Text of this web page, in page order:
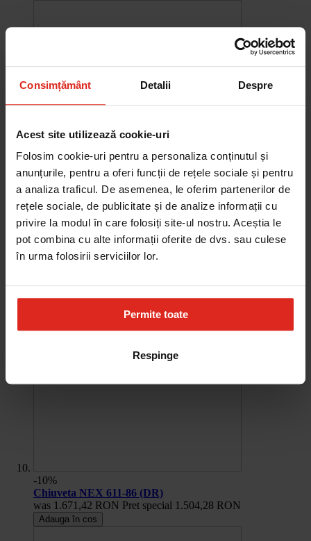
Consimțământ Detalii Despre
Acest site utilizează cookie-uri
Folosim cookie-uri pentru a personaliza conținutul și
anunțurile, pentru a oferi funcții de rețele sociale și pentru
a analiza traficul. De asemenea, le oferim partenerilor de
rețele sociale, de publicitate și de analize informații cu
privire la modul în care folosiți site-ul nostru. Aceștia le
pot combina cu alte informații oferite de dvs. sau culese
în urma folosirii serviciilor lor.
Permite toate
Respinge
-10%
Chiuveta Maris MRG 610-60
was 2.576,33 RON Pret special 2.318,70 RON
Adauga în cos
-10%
Chiuveta NEX 611-86 (DR)
was 1.671,42 RON Pret special 1.504,28 RON
Adauga în cos